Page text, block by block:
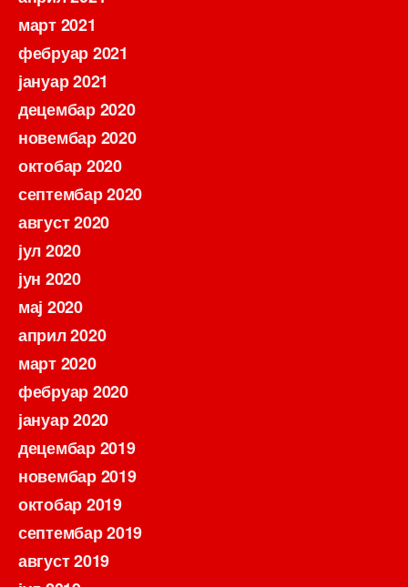
март 2021
фебруар 2021
јануар 2021
децембар 2020
новембар 2020
октобар 2020
септембар 2020
август 2020
јул 2020
јун 2020
мај 2020
април 2020
март 2020
фебруар 2020
јануар 2020
децембар 2019
новембар 2019
октобар 2019
септембар 2019
август 2019